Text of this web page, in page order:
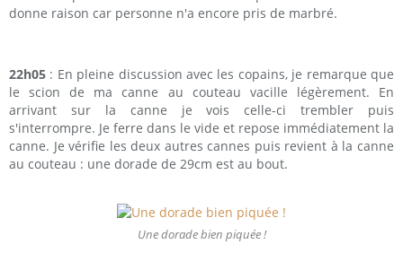
donne raison car personne n'a encore pris de marbré.
22h05 : En pleine discussion avec les copains, je remarque que
le scion de ma canne au couteau vacille légèrement. En
arrivant sur la canne je vois celle-ci trembler puis
s'interrompre. Je ferre dans le vide et repose immédiatement la
canne. Je vérifie les deux autres cannes puis revient à la canne
au couteau : une dorade de 29cm est au bout.
Une dorade bien piquée !